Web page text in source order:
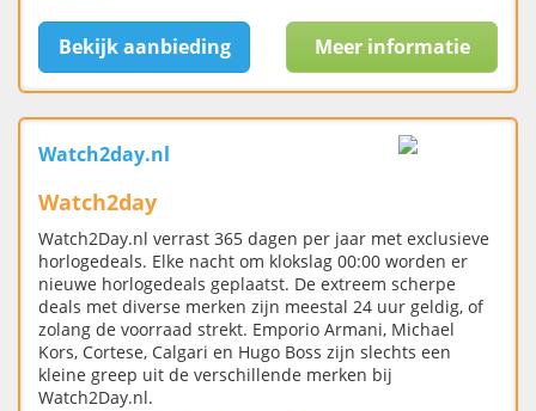
Bekijk aanbieding Meer informatie
Watch2day.nl
Watch2day
Watch2Day.nl verrast 365 dagen per jaar met exclusieve
horlogedeals. Elke nacht om klokslag 00:00 worden er
nieuwe horlogedeals geplaatst. De extreem scherpe
deals met diverse merken zijn meestal 24 uur geldig, of
zolang de voorraad strekt. Emporio Armani, Michael
Kors, Cortese, Calgari en Hugo Boss zijn slechts een
kleine greep uit de verschillende merken bij
Watch2Day.nl.